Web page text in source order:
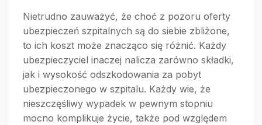
Nietrudno zauważyć, że choć z pozoru oferty
ubezpieczeń szpitalnych są do siebie zbliżone,
to ich koszt może znacząco się różnić. Każdy
ubezpieczyciel inaczej nalicza zarówno składki,
jak i wysokość odszkodowania za pobyt
ubezpieczonego w szpitalu. Każdy wie, że
nieszczęśliwy wypadek w pewnym stopniu
mocno komplikuje życie, także pod względem